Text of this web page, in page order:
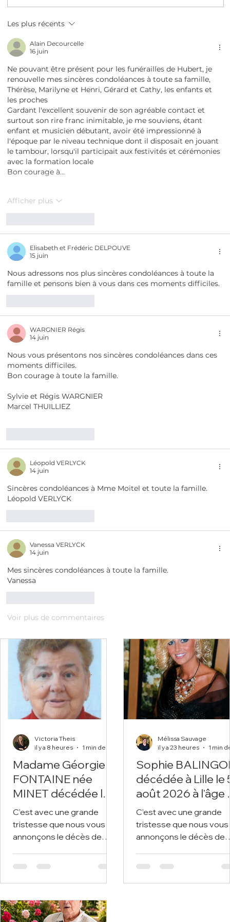
Madame Géorgie
FONTAINE née
MINET décédée le 5
août 2026 dans sa
89ème année.
C’est avec une grande
tristesse que nous vous
annonçons le décès de
FONTAINE survenu le 5
Gohelle. Nous vous invitons
à utiliser cet espace pour
laisser vos condoléances,
Victoria Theis
il y a 8 heures
Sophie
décédée à Lille le 5
août 2026 à l'âge
36 ans.
C’est avec une grande
tristesse que nous vous
annonçons le décès de
survenu le 5 août 2026 à
utiliser cet espace pour
Mélissa Sauvage
il y a 23 heures
Les plus récents
Alain Decourcelle
16 juin
Ne pouvant être présent pour les funérailles de Hubert, je
renouvelle mes sincères condoléances à toute sa famille,
Thérèse, Marilyne et Henri, Gérard et Cathy, les enfants et
les proches
Gardant l'excellent souvenir de son agréable contact et
surtout son rire franc inimitable, je me souviens, étant
enfant et musicien débutant, avoir été impressionné à
l'époque par le niveau technique dont il disposait en jouant
le tambour, lorsqu'il participait aux festivités et cérémonies
avec la formation locale
Bon courage à…
Afficher plus
Elisabeth et Frédéric DELPOUVE
15 juin
Nous adressons nos plus sincères condoléances à toute la
famille et pensons bien à vous dans ces moments difficiles.
WARGNIER Régis
14 juin
Nous vous présentons nos sincères condoléances dans ces
moments difficiles.
Bon courage à toute la famille.
Sylvie et Régis WARGNIER
Marcel THUILLIEZ
Léopold VERLYCK
14 juin
Sincères condoléances à Mme Moitel et toute la famille.
Léopold VERLYCK
Vanessa VERLYCK
14 juin
Mes sincères condoléances à toute la famille.
Vanessa
Voir plus de commentaires